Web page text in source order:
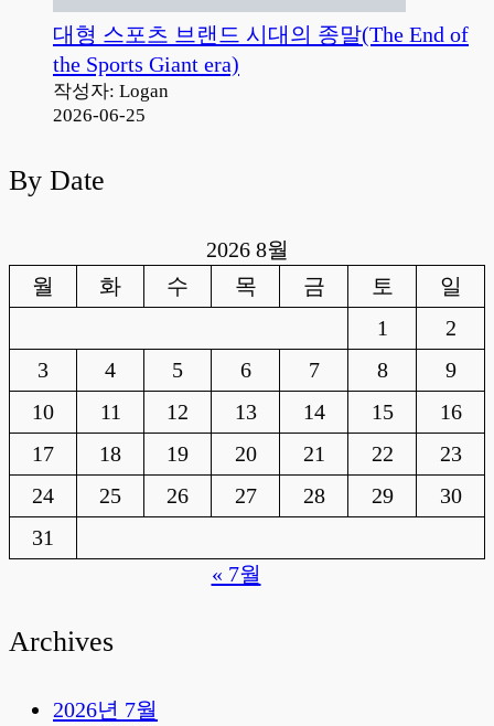
대형 스포츠 브랜드 시대의 종말(The End of
the Sports Giant era)
작성자: Logan
2026-06-25
By Date
2026 8월
월
화 수 목 금 토
일
1
2
3
4 5 6 7 8
9
10
11 12 13 14 15
16
17
18 19 20 21 22
23
24
25 26 27 28 29
30
31
« 7월
Archives
2026년 7월